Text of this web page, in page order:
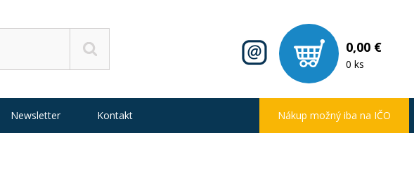
0,00 €
0 ks
Newsletter Kontakt Nákup možný iba na IČO